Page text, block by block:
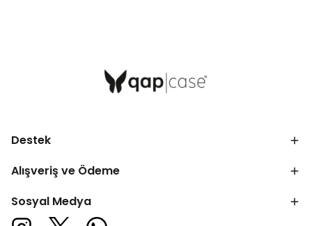
Destek
Alışveriş ve Ödeme
Sosyal Medya